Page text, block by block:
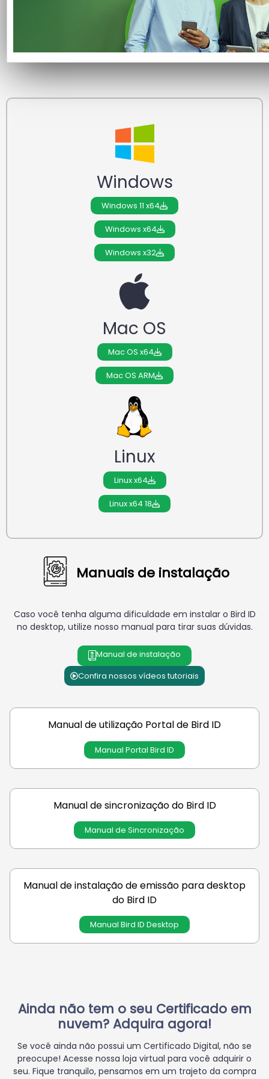
Esse assistente é importante para uso do Bird ID em seu
computador.
Escolha abaixo a opção adequada para o seu sistema
operacional.
Windows
Windows 11 x64
Windows x64
Windows x32
Mac OS
Mac OS x64
Mac OS ARM
Linux
Linux x64
Linux x64 18
Manuais de instalação
Caso você tenha alguma dificuldade em instalar o Bird ID
no desktop, utilize nosso manual para tirar suas dúvidas.
Manual de instalação
Confira nossos vídeos tutoriais
Manual de utilização Portal de Bird ID
Manual Portal Bird ID
Manual de sincronização do Bird ID
Manual de Sincronização
Manual de instalação de emissão para desktop
do Bird ID
Manual Bird ID Desktop
Ainda não tem o seu Certificado em
nuvem? Adquira agora!
Se você ainda não possui um Certificado Digital, não se
preocupe! Acesse nossa loja virtual para você adquirir o
seu. Fique tranquilo, pensamos em um trajeto da compra